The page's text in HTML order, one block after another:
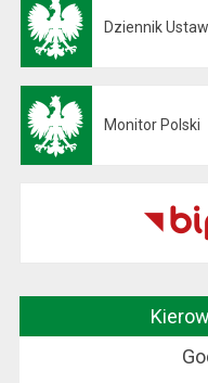
Dziennik Ustaw
Monitor Polski